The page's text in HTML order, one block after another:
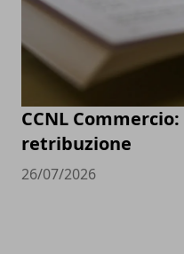
CCNL
retribuzione
26/07/2026